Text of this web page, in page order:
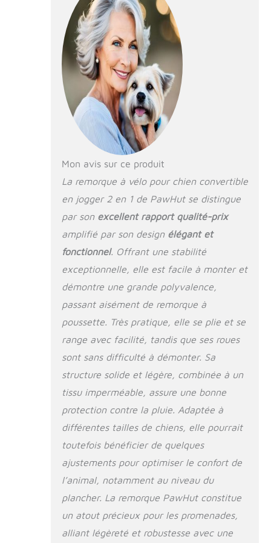
tout en plaisirs
GRAND CONFORT :
La remorque vélo
chien offre aux
chiens pesant
jusqu'à 30 kg un
moyen de transport
confortable avec
vue panoramique.
Votre animal
trouvera aisément
habitacle aéré
plusieurs ouvertures
à l'avant, à l'arrière,
sur les côtés et au
dessus à fermeture
éclair et qui
permettent un
larges fenêtres
latérales sont en
filet SÉCURITÉ
OPTIMALE : Un
œillet à l'intérieur
est installé pour
servir de fixation à
la laisse. Poussette
chien pour le
transport de votre
animal en toute
sécurité en cas
d'obscurité et de
mauvaise visibilité
grâce aux
réflecteurs sur le
ainsi qu'un drapeau
rouge pour avertir
les automobilistes. 2
Mon avis sur ce produit
La remorque à vélo pour chien convertible
en jogger 2 en 1 de PawHut se distingue
par son excellent rapport qualité-prix
amplifié par son design élégant et
fonctionnel. Offrant une stabilité
exceptionnelle, elle est facile à monter et
démontre une grande polyvalence,
passant aisément de remorque à
poussette. Très pratique, elle se plie et se
range avec facilité, tandis que ses roues
sont sans difficulté à démonter. Sa
structure solide et légère, combinée à un
tissu imperméable, assure une bonne
protection contre la pluie. Adaptée à
différentes tailles de chiens, elle pourrait
toutefois bénéficier de quelques
ajustements pour optimiser le confort de
l’animal, notamment au niveau du
plancher. La remorque PawHut constitue
un atout précieux pour les promenades,
alliant légèreté et robustesse avec une